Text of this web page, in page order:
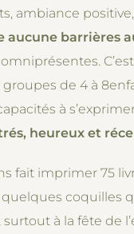
ambiance
aucune barrières
groupes de 4 à
à
heureux et
imprimer 75
coquilles
à la fête de